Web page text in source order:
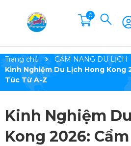
0
Trang chủ
CẨM NANG DU LỊCH
Kinh Nghiệm Du Lịch Hong Kong
Túc Từ A-Z
Kinh Nghiệm
Kong 2026: